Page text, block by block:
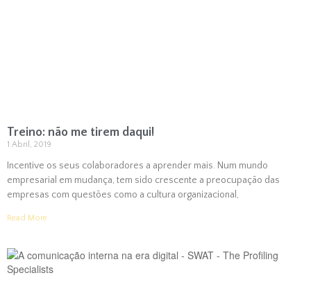
Treino: não me tirem daqui!
1 Abril, 2019
Incentive os seus colaboradores a aprender mais. Num mundo
empresarial em mudança, tem sido crescente a preocupação das
empresas com questões como a cultura organizacional,
Read More